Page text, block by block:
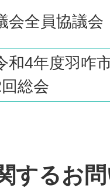
会全員協議会
和4年度羽咋
総会
するお